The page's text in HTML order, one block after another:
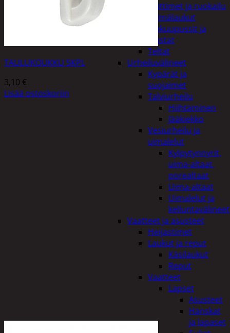
Keittimet ja ruokailu
Kylmälaukut
Makuupussit ja
alustat
Teltat
Urheiluvälineet
Kypärät ja
suojaimet
Talviurheilu
Hiihtäminen
Jääkiekko
Vesiurheilu ja
uimalelut
Kylpytynnyrit,
uima-altaat,
porealtaat
Uima-altaat
Uimalelut ja
kelluntavälineet
Vaatteet ja asusteet
Heijastimet
Laukut ja reput
Käsilaukut
Reput
Vaatteet
Lapset
Asusteet
Hanskat
ja lapaset
TAULUKOUKKU 5KPL
3,10 €
Lisää ostoskoriin